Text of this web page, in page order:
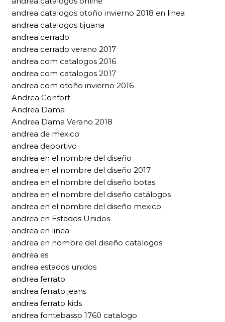
andrea catalogos otoño invierno 2018 en linea
andrea catalogos tijuana
andrea cerrado
andrea cerrado verano 2017
andrea com catalogos 2016
andrea com catalogos 2017
andrea com otoño invierno 2016
Andrea Confort
Andrea Dama
Andrea Dama Verano 2018
andrea de mexico
andrea deportivo
andrea en el nombre del diseño
andrea en el nombre del diseño 2017
andrea en el nombre del diseño botas
andrea en el nombre del diseño catálogos
andrea en el nombre del diseño mexico
andrea en Estados Unidos
andrea en linea
andrea en nombre del diseño catalogos
andrea es
andrea estados unidos
andrea ferrato
andrea ferrato jeans
andrea ferrato kids
andrea fontebasso 1760 catalogo